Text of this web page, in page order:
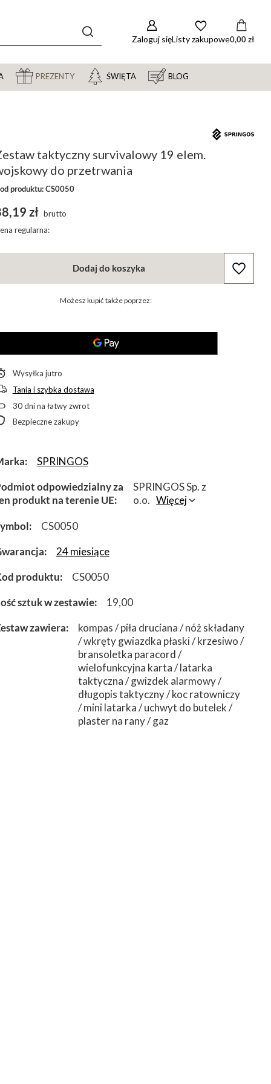
Zaloguj sięListy zakupowe0,00 zł
PREZENTY ŚWIĘTA BLOG
taktyczny survivalowy 19 elem.
do przetrwania
produktu: CS0050
zł brutto
regularna:
Dodaj do koszyka
Możesz kupić także poprzez:
Wysyłka jutro
Tania i szybka dostawa
30dni na łatwy zwrot
Bezpieczne zakupy
SPRINGOS
odpowiedzialny za
produkt na terenie UE
SPRINGOS Sp. z
o.o. Więcej
CS0050
24 miesiące
produktu
CS0050
sztuk w zestawie
19,00
zawiera
kompas / piła druciana / nóż składany
/ wkręty gwiazdka płaski / krzesiwo /
bransoletka paracord /
wielofunkcyjna karta / latarka
taktyczna / gwizdek alarmowy /
długopis taktyczny / koc ratowniczy
/ mini latarka / uchwyt do butelek /
plaster na rany / gaz